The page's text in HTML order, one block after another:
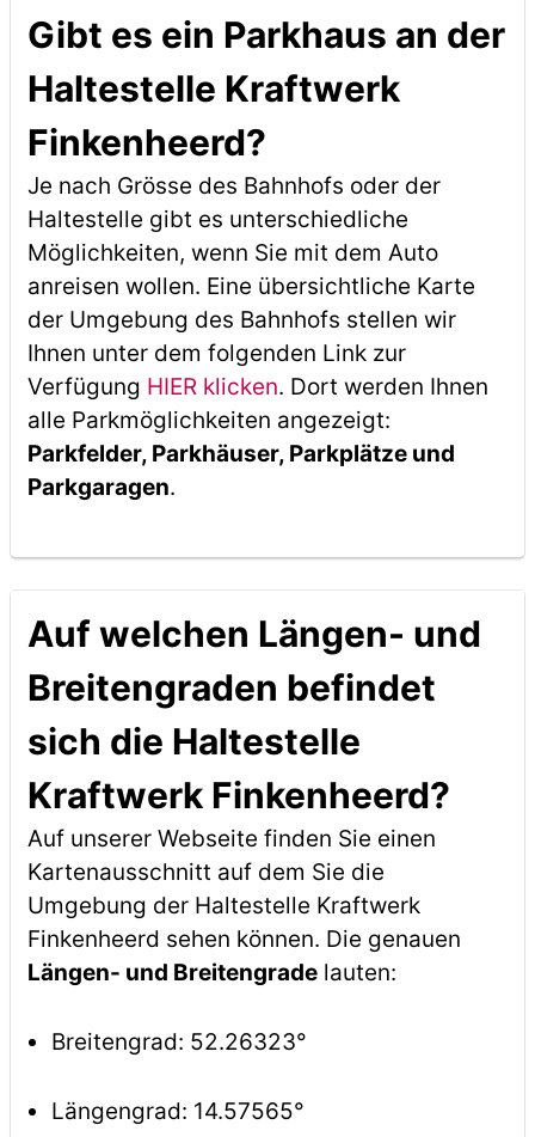
Gibt es ein Parkhaus an der
Haltestelle Kraftwerk
Finkenheerd?
Je nach Grösse des Bahnhofs oder der
Haltestelle gibt es unterschiedliche
Möglichkeiten, wenn Sie mit dem Auto
anreisen wollen. Eine übersichtliche Karte
der Umgebung des Bahnhofs stellen wir
Ihnen unter dem folgenden Link zur
Verfügung HIER klicken. Dort werden Ihnen
alle Parkmöglichkeiten angezeigt:
Parkfelder, Parkhäuser, Parkplätze und
Parkgaragen.
Auf welchen Längen- und
Breitengraden befindet
sich die Haltestelle
Kraftwerk Finkenheerd?
Auf unserer Webseite finden Sie einen
Kartenausschnitt auf dem Sie die
Umgebung der Haltestelle Kraftwerk
Finkenheerd sehen können. Die genauen
Längen- und Breitengradelauten:
Breitengrad: 52.26323°
Längengrad: 14.57565°